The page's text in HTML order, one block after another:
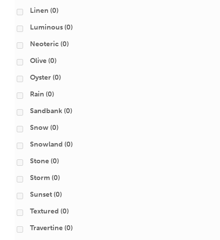
Linen (0)
Luminous (0)
Neoteric (0)
Olive (0)
Oyster (0)
Rain (0)
Sandbank (0)
Snow (0)
Snowland (0)
Stone (0)
Storm (0)
Sunset (0)
Textured (0)
Travertine (0)